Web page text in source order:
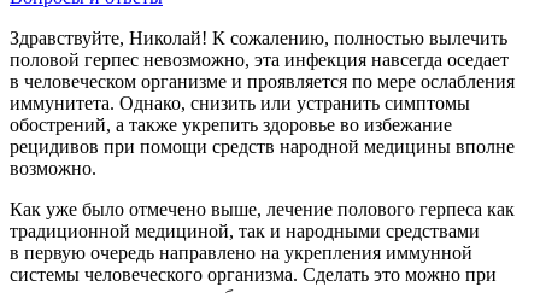
Здравствуйте, Николай! К сожалению, полностью вылечить
половой герпес невозможно, эта инфекция навсегда оседает
в человеческом организме и проявляется по мере ослабления
иммунитета. Однако, снизить или устранить симптомы
обострений, а также укрепить здоровье во избежание
рецидивов при помощи средств народной медицины вполне
возможно.
Как уже было отмечено выше, лечение полового герпеса как
традиционной медициной, так и народными средствами
в первую очередь направлено на укрепления иммунной
системы человеческого организма. Сделать это можно при